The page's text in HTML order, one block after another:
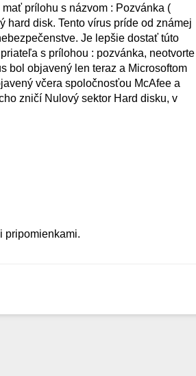
prílohu s názvom : Pozvánka (
hard disk. Tento vírus príde od známej
Je lepšie dostať túto
s prílohou : pozvánka, neotvorte
bol objavený len teraz a Microsoftom
včera spoločnosťou McAfee a
zničí Nulový sektor Hard disku, v
pripomienkami.